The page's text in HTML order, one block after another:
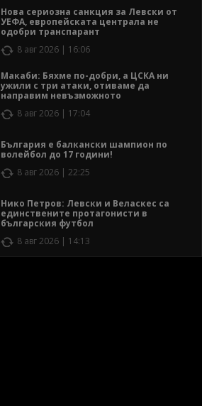
Нова сериозна санкция за Левски от
УЕФА, европейската централа не
одобри транспарант
8 авг 2026 | 16:06
Макаби: Бяхме по-добри, а ЦСКА ни
ужили с три атаки, отиваме да
направим невъзможното
8 авг 2026 | 17:04
България е балкански шампион по
волейбол до 17 години!
8 авг 2026 | 22:25
Нико Петров: Левски и Веласкес са
единствените протагонисти в
българския футбол
8 авг 2026 | 14:13